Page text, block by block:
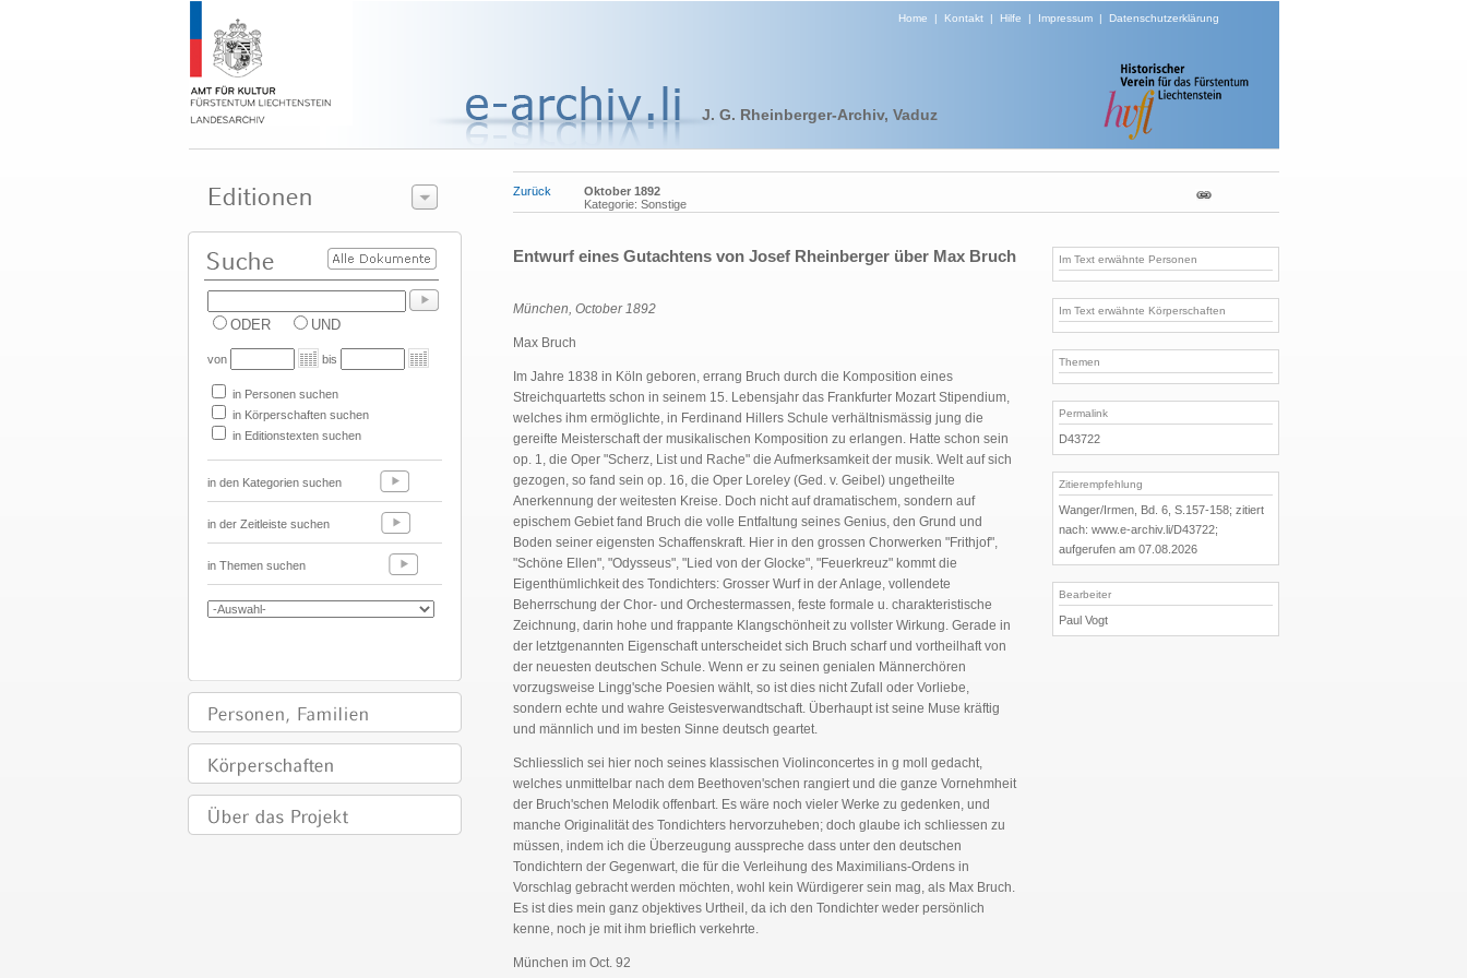
Home | Kontakt| Hilfe | Impressum| Datenschutzerklärung
J. G. Rheinberger-Archiv, Vaduz
ODER UND
von bis
in Personen suchen
in Körperschaften suchen
in Editionstexten suchen
in den Kategorien suchen
in der Zeitleiste suchen
in Themen suchen
Zurück
Oktober 1892
Kategorie: Sonstige
Entwurf eines Gutachtens von Josef Rheinberger über Max Bruch
München, October 1892
Max Bruch
Im Jahre 1838 in Köln geboren, errang Bruch durch die Komposition eines
Streichquartetts schon in seinem 15. Lebensjahr das Frankfurter Mozart Stipendium,
welches ihm ermöglichte, in Ferdinand Hillers Schule verhältnismässig jung die
gereifte Meisterschaft der musikalischen Komposition zu erlangen. Hatte schon sein
op. 1, die Oper "Scherz, List und Rache" die Aufmerksamkeit der musik. Welt auf sich
gezogen, so fand sein op. 16, die Oper Loreley (Ged. v. Geibel) ungetheilte
Anerkennung der weitesten Kreise. Doch nicht auf dramatischem, sondern auf
epischem Gebiet fand Bruch die volle Entfaltung seines Genius, den Grund und
Boden seiner eigensten Schaffenskraft. Hier in den grossen Chorwerken "Frithjof",
"Schöne Ellen", "Odysseus", "Lied von der Glocke", "Feuerkreuz" kommt die
Eigenthümlichkeit des Tondichters: Grosser Wurf in der Anlage, vollendete
Beherrschung der Chor- und Orchestermassen, feste formale u. charakteristische
Zeichnung, darin hohe und frappante Klangschönheit zu vollster Wirkung. Gerade in
der letztgenannten Eigenschaft unterscheidet sich Bruch scharf und vortheilhaft von
der neuesten deutschen Schule. Wenn er zu seinen genialen Männerchören
vorzugsweise Lingg'sche Poesien wählt, so ist dies nicht Zufall oder Vorliebe,
sondern echte und wahre Geistesverwandtschaft. Überhaupt ist seine Muse kräftig
und männlich und im besten Sinne deutsch geartet.
Schliesslich sei hier noch seines klassischen Violinconcertes in g moll gedacht,
welches unmittelbar nach dem Beethoven'schen rangiert und die ganze Vornehmheit
der Bruch'schen Melodik offenbart. Es wäre noch vieler Werke zu gedenken, und
manche Originalität des Tondichters hervorzuheben; doch glaube ich schliessen zu
müssen, indem ich die Überzeugung ausspreche dass unter den deutschen
Tondichtern der Gegenwart, die für die Verleihung des Maximilians-Ordens in
Vorschlag gebracht werden möchten, wohl kein Würdigerer sein mag, als Max Bruch.
Es ist dies mein ganz objektives Urtheil, da ich den Tondichter weder persönlich
kenne, noch je mit ihm brieflich verkehrte.
München im Oct. 92
Im Text erwähnte Personen
Im Text erwähnte Körperschaften
Themen
Permalink
D43722
Zitierempfehlung
Wanger/Irmen, Bd. 6, S.157-158; zitiert
nach: www.e-archiv.li/D43722;
aufgerufen am 07.08.2026
Bearbeiter
Paul Vogt